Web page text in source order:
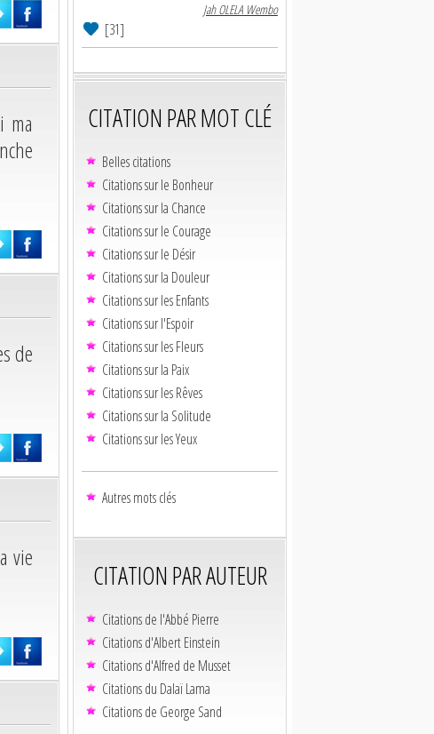
ma
de
vie
Jah OLELA Wembo
[31]
CITATION PAR MOT CLÉ
Belles citations
Citations sur le Bonheur
Citations sur la Chance
Citations sur le Courage
Citations sur le Désir
Citations sur la Douleur
Citations sur les Enfants
Citations sur l'Espoir
Citations sur les Fleurs
Citations sur la Paix
Citations sur les Rêves
Citations sur la Solitude
Citations sur les Yeux
Autres mots clés
CITATION PAR AUTEUR
Citations de l'Abbé Pierre
Citations d'Albert Einstein
Citations d'Alfred de Musset
Citations du Dalaï Lama
Citations de George Sand